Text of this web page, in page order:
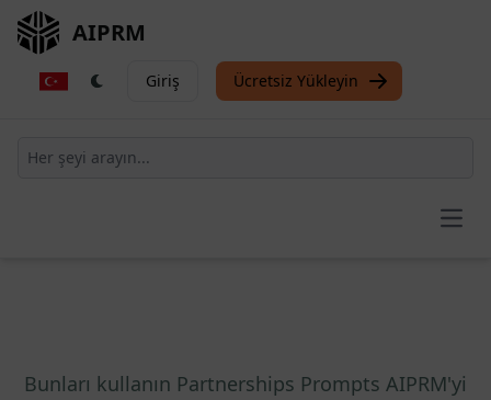
AIPRM
Giriş Ücretsiz Yükleyin
Bunları kullanın Partnerships Prompts AIPRM'yi